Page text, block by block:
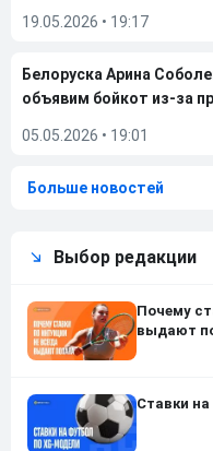
19.05.2026 • 19:17
Белоруска Арина
объявим бойкот из-за
05.05.2026 • 19:01
Больше новостей
Выбор редакции
Почему
выдают
Ставки